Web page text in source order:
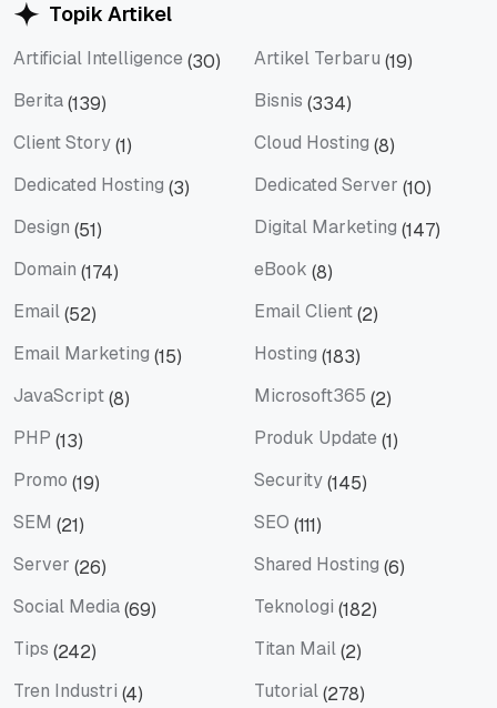
Topik Artikel
Artificial Intelligence (30) Artikel Terbaru (19)
Berita(139) Bisnis (334)
Client Story(1) Cloud Hosting (8)
Dedicated Hosting (3) Dedicated Server (10)
Design (51) Digital Marketing (147)
Domain (174) eBook (8)
Email(52) Email Client(2)
Email Marketing (15) Hosting (183)
JavaScript(8) Microsoft365 (2)
PHP (13) Produk Update (1)
Promo (19) Security(145)
SEM (21) SEO (111)
Server (26) Shared Hosting (6)
Social Media(69) Teknologi (182)
Tips (242) Titan Mail(2)
Tren Industri (4) Tutorial(278)